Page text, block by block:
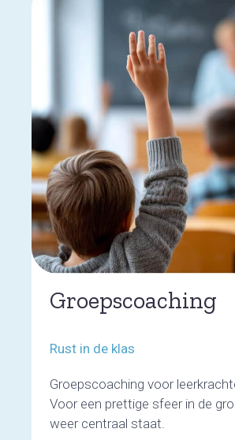
Groepscoaching
Rust in de klas
Groepscoaching voor
Voor een prettige sfeer in de
weer centraal staat.